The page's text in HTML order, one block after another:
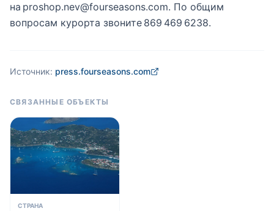
на proshop.nev@fourseasons.com. По общим
вопросам курорта звоните 869 469 6238.
Источник: press.fourseasons.com
СВЯЗАННЫЕ ОБЪЕКТЫ
СТРАНА